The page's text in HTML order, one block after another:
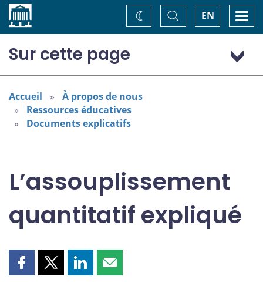
Accueil EN
Basculer
la
recherche
Changez
de
Sur cette page
Un outil de plus pour le ciblage de l’inflation
Comment payons-nous les obligations?
Comment achetons-nous les obligations?
Le resserrement quantitatif expliqué
Accueil
À propos de nous
Ressources éducatives
Documents explicatifs
L’assouplissement
quantitatif expliqué
PartagerPartagerPartagerPartager